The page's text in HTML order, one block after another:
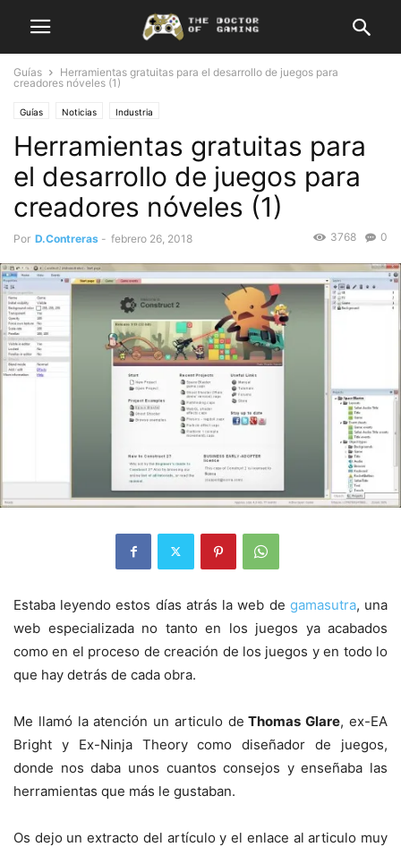
Guías
Herramientas gratuitas para el desarrollo de juegos para
creadores nóveles (1)
Guías Noticias Industria
Herramientas gratuitas para
el desarrollo de juegos para
creadores nóveles (1)
Por D.Contreras - febrero 26, 2018 0
3768
Estaba leyendo estos días atrás la web de gamasutra, una
web especializada no tanto en los juegos ya acabados
como en el proceso de creación de los juegos y en todo lo
que hay detrás de cada obra.
Me llamó la atención un articulo de Thomas Glare, ex-EA
Bright y Ex-Ninja Theory como diseñador de juegos,
donde nos daba unos cuantos consejos y enseñaba las
herramientas que más le gustaban.
Os dejo un extracto del artículo y el enlace al articulo muy